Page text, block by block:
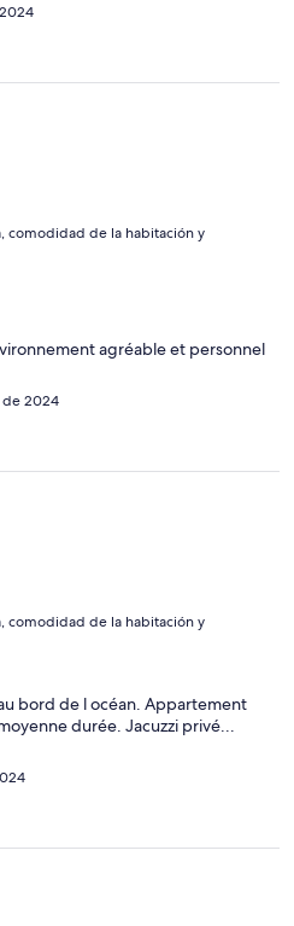
comodidad de la habitación y
agréable et personnel
de 2024
comodidad de la habitación y
bord de l océan. Appartement
durée. Jacuzzi privé...